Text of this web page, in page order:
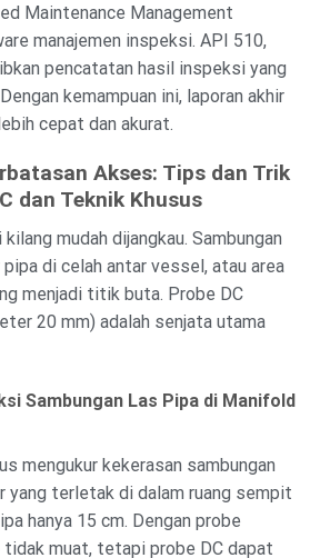
Maintenance Management
manajemen inspeksi. API 510,
pencatatan hasil inspeksi yang
kemampuan ini, laporan akhir
cepat dan akurat.
Akses: Tips dan Trik
dan Teknik Khusus
mudah dijangkau. Sambungan
di celah antar vessel, atau area
menjadi titik buta. Probe DC
20 mm) adalah senjata utama
Sambungan Las Pipa di Manifold
mengukur kekerasan sambungan
yang terletak di dalam ruang sempit
hanya 15 cm. Dengan probe
tidak muat, tetapi probe DC dapat